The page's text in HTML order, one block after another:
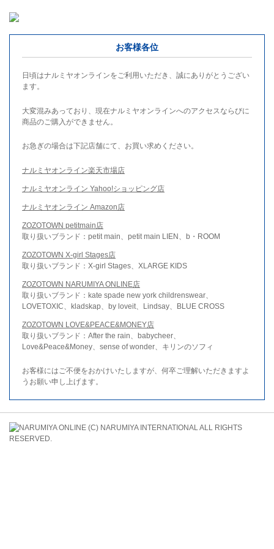
お客様各位
日頃はナルミヤオンラインをご利用いただき、誠にありがとうござい
ます。
大変混みあっており、現在ナルミヤオンラインへのアクセスならびに
商品のご購入ができません。
お急ぎの場合は下記店舗にて、お買い求めください。
ナルミヤオンライン楽天市場店
ナルミヤオンライン Yahoo!ショッピング店
ナルミヤオンライン Amazon店
ZOZOTOWN petitmain店
取り扱いブランド：petit main、petit main LIEN、b・ROOM
ZOZOTOWN X-girl Stages店
取り扱いブランド：X-girl Stages、XLARGE KIDS
ZOZOTOWN NARUMIYA ONLINE店
取り扱いブランド：kate spade new york childrenswear、
LOVETOXIC、kladskap、by loveit、Lindsay、BLUE CROSS
ZOZOTOWN LOVE&PEACE&MONEY店
取り扱いブランド：After the rain、babycheer、
Love&Peace&Money、sense of wonder、キリンのソフィ
お客様にはご不便をおかけいたしますが、何卒ご理解いただきますよ
うお願い申し上げます。